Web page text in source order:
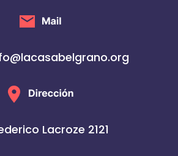
Lacroze 2121